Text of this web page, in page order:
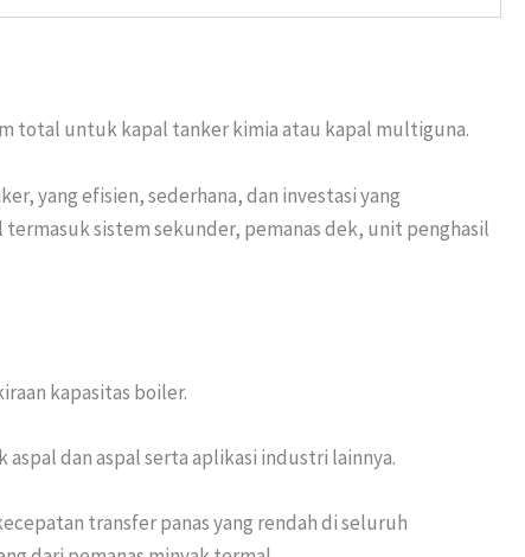
total untuk kapal tanker kimia atau kapal multiguna.
yang efisien, sederhana, dan investasi yang
sistem sekunder, pemanas dek, unit penghasil
kapasitas boiler.
dan aspal serta aplikasi industri lainnya.
transfer panas yang rendah di seluruh